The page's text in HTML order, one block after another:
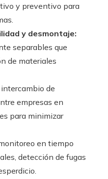
y preventivo para
y desmontaje:
separables que
de materiales
intercambio de
empresas en
para minimizar
en tiempo
detección de fugas